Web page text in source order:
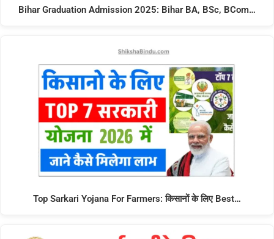
Bihar Graduation Admission 2025: Bihar BA, BSc, BCom…
Top Sarkari Yojana For Farmers: किसानों के लिए Best…